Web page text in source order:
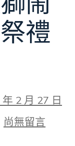
禮
2 月 27 日
在
〈【年
尚無留言